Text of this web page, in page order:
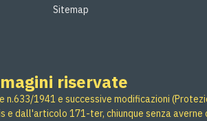
Sitemap
riservate
1941 e successive modificazioni
dall'articolo 171-ter, chiunque senza